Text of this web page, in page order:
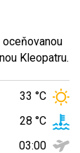
Kleopatru.
33 °C
28 °C
03:00